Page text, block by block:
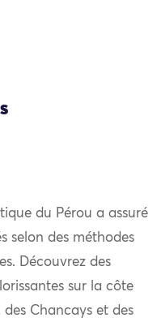
du Pérou a assuré
selon des méthodes
Découvrez des
sur la côte
des Chancays et des